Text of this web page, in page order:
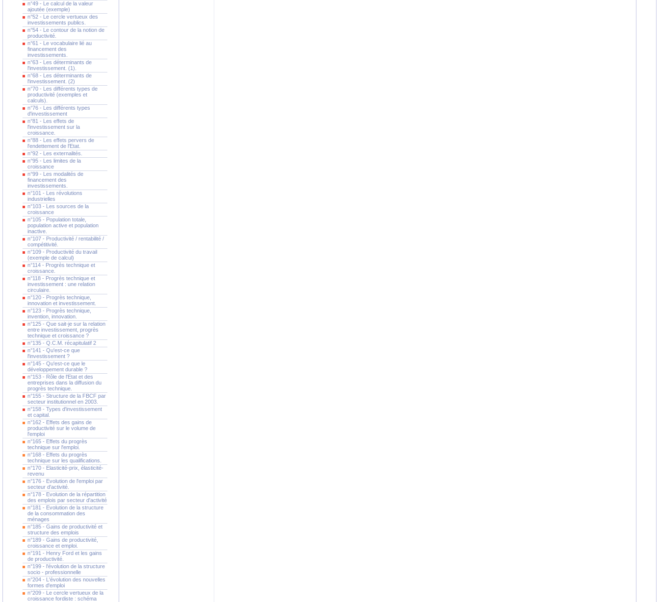
n°49 - Le calcul de la valeur
ajoutée (exemple)
n°52 - Le cercle vertueux des
investissements publics.
n°54 - Le contour de la notion de
productivité.
n°61 - Le vocabulaire lié au
financement des
investissements.
n°63 - Les déterminants de
l'investissement. (1).
n°68 - Les déterminants de
l'investissement. (2)
n°70 - Les différents types de
productivité (exemples et
calculs).
n°76 - Les différents types
d'investissement
n°81 - Les effets de
l'investissement sur la
croissance.
n°88 - Les effets pervers de
l'endettement de l'Etat.
n°92 - Les externalités.
n°95 - Les limites de la
croissance
n°99 - Les modalités de
financement des
investissements.
n°101 - Les révolutions
industrielles
n°103 - Les sources de la
croissance
n°105 - Population totale,
population active et population
inactive.
n°107 - Productivité / rentabilité /
compétitivité.
n°109 - Productivité du travail
(exemple de calcul)
n°114 - Progrès technique et
croissance.
n°118 - Progrès technique et
investissement : une relation
circulaire.
n°120 - Progrès technique,
innovation et investissement.
n°123 - Progrès technique,
invention, innovation.
n°125 - Que sait-je sur la relation
entre investissement, progrès
technique et croissance ?
n°135 - Q.C.M. récapitulatif 2
n°141 - Qu'est-ce que
l'investissement ?
n°145 - Qu'est-ce que le
développement durable ?
n°153 - Rôle de l'Etat et des
entreprises dans la diffusion du
progrès technique.
n°155 - Structure de la FBCF par
secteur institutionnel en 2003.
n°158 - Types d'investissement
et capital.
n°162 - Effets des gains de
productivité sur le volume de
l'emploi
n°165 - Effets du progrès
technique sur l'emploi.
n°168 - Effets du progrès
technique sur les qualifications.
n°170 - Elasticité-prix, élasticité-
revenu
n°176 - Evolution de l'emploi par
secteur d'activité.
n°178 - Evolution de la répartition
des emplois par secteur d'activité
n°181 - Evolution de la structure
de la consommation des
ménages
n°185 - Gains de productivité et
structure des emplois
n°189 - Gains de productivité,
croissance et emploi.
n°191 - Henry Ford et les gains
de productivité.
n°199 - l'évolution de la structure
socio - professionnelle
n°204 - L'évolution des nouvelles
formes d'emploi
n°209 - Le cercle vertueux de la
croissance fordiste : schéma